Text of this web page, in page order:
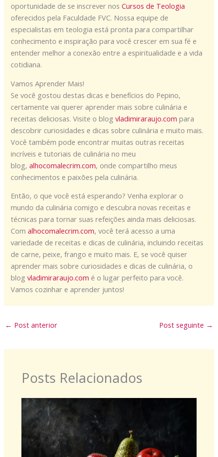
oportunidade de se inscrever nosCursos de Teologia
oferecidos pela Faculdade FVC. Nossa equipe de
especialistas em teologia está pronta para compartilhar
conhecimento e inspiração para você crescer em sua fé e
entender melhor a conexão entre a espiritualidade e a vida
cotidiana.
Vamos Aprender Mais!
Se você gostou destas dicas e benefícios do Pepino,
certamente vai querer aprender mais sobre culinária e
receitas deliciosas. Visite o blogvladimiraraujo.com para
descobrir curiosidades e dicas sobre culinária e muito mais.
Você também pode encontrar muitas outras receitas
incríveis e tutoriais de culinária no meu
blog,alhocomalecrim.com, onde compartilho meus
conhecimentos e paixões pela culinária.
Então, o que você está esperando? Venha explorar o
mundo da culinária comigo e descubra novas receitas e
técnicas para tornar suas refeições ainda mais deliciosas.
Comalhocomalecrim.com, você terá acesso a uma
variedade de receitas e dicas de culinária, incluindo receitas
de carne, peixe, frango e muito mais. E, se você quiser
aprender mais sobre curiosidades e dicas de culinária, o
blogvladimiraraujo.com é o lugar perfeito para você.
Vamos cozinhar e aprender juntos!
← Post anterior Post seguinte →
Posts Relacionados